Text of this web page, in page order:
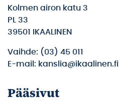
Kolmen airon katu 3
PL 33
39501 IKAALINEN
Vaihde: (03) 45 011
E-mail: kanslia@ikaalinen.fi
Pääsivut